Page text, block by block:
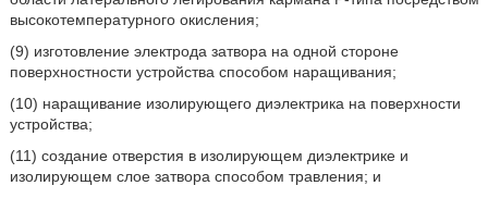
высокотемпературного окисления;
(9) изготовление электрода затвора на одной стороне
поверхностности устройства способом наращивания;
(10) наращивание изолирующего диэлектрика на поверхности
устройства;
(11) создание отверстия в изолирующем диэлектрике и
изолирующем слое затвора способом травления; и